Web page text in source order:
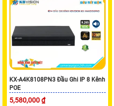
KX-A4K8108PN3 Đầu Ghi IP 8 Kênh
POE
5,580,000 ₫